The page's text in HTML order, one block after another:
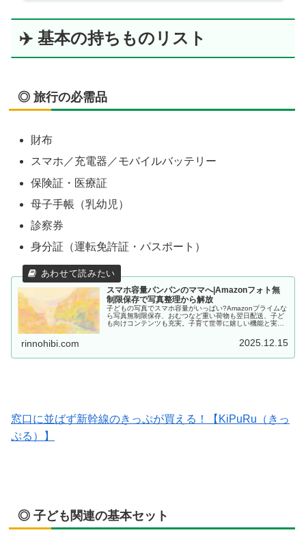
✈️ 基本の持ちものリスト
◎ 旅行の必需品
財布
スマホ／充電器／モバイルバッテリー
保険証・医療証
母子手帳（乳幼児）
診察券
身分証（運転免許証・パスポート）
スマホ容量パンパンのママへ|Amazonフォト無
制限保存で写真整理から解放
子どもの写真でスマホ容量がいっぱい?Amazonプライムな
ら写真無制限保存、おむつなど重い荷物も翌日配送、子ど
も向けコンテンツも充実。子育て世帯に嬉しい機能と実際
rinnohibi.com 2025.12.15
窓口に並ばず新幹線のきっぷが買える！【KiPuRu（きっ
ぷる）】
◎ 子ども関連の基本セット